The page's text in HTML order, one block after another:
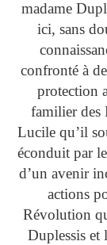
madame
ici, sans
confronté à
protection
familier des
Lucile qu’il
éconduit par
d’un avenir
actions
Révolution
Duplessis et